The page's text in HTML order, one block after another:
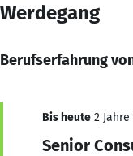
Werdegang
Berufserfahrung
Bis heute 2
Senior